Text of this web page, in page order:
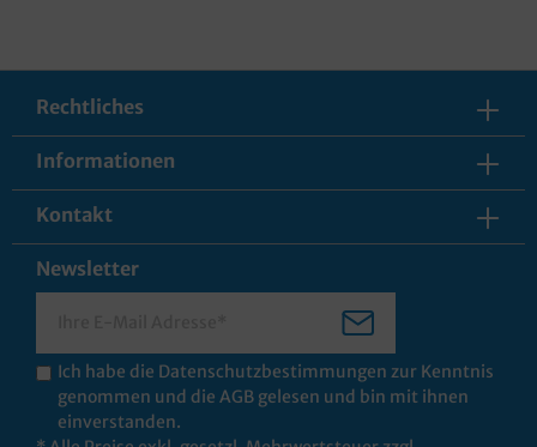
Rechtliches
Informationen
Kontakt
Newsletter
Ich habe die Datenschutzbestimmungen zur Kenntnis
genommen und die AGB gelesen und bin mit ihnen
einverstanden.